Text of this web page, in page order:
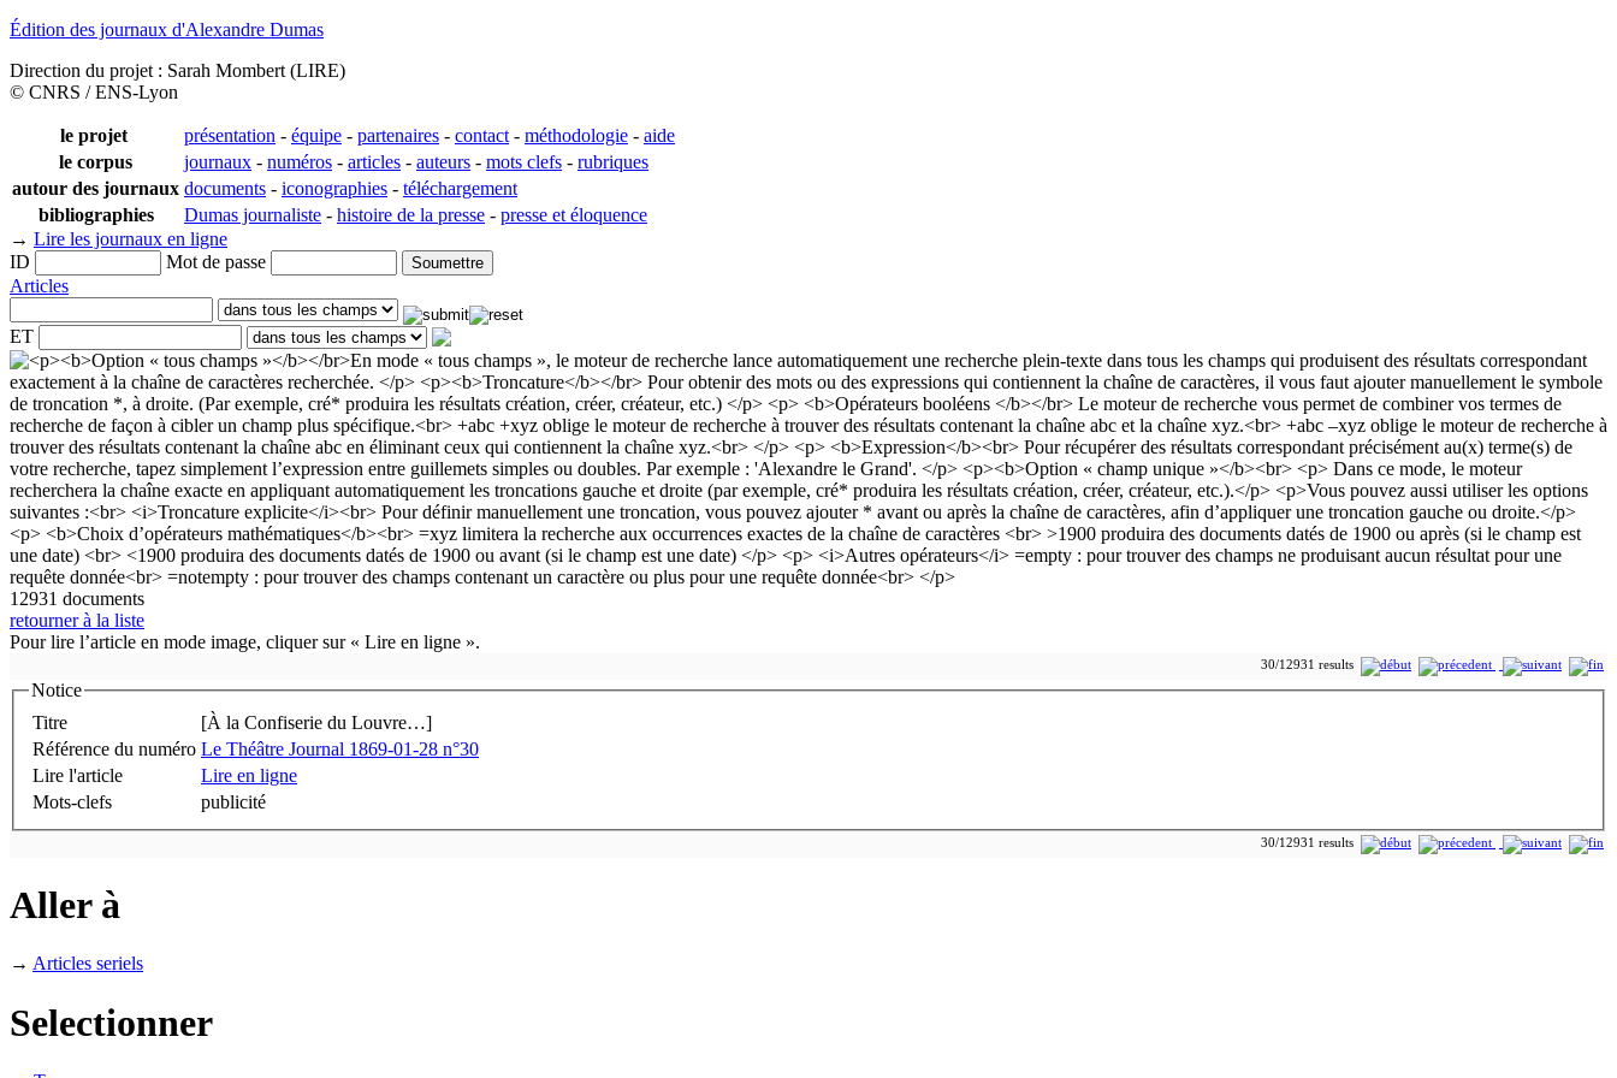
Édition des journaux d'Alexandre Dumas
Direction du projet : Sarah Mombert (LIRE)
© CNRS / ENS-Lyon
le projet présentation - équipe - partenaires - contact - méthodologie - aide
le corpus
journaux - numéros - articles - auteurs - mots clefs - rubriques
autour des journaux documents - iconographies - téléchargement
bibliographies
Dumas journaliste - histoire de la presse - presse et éloquence
→ Lire les journaux en ligne
ID
Mot de passe
Articles
ET
12931 documents
retourner à la liste
Pour lire l’article en mode image, cliquer sur « Lire en ligne ».
30/12931 results
Notice
Titre
[À la Confiserie du Louvre…]
Référence du numéro Le Théâtre Journal 1869-01-28 n°30
Lire l'article
Lire en ligne
Mots-clefs
publicité
30/12931 results
Aller à
→ Articles seriels
Selectionner